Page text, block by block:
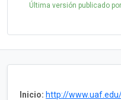
Última versión publicado por
Inicio: http://